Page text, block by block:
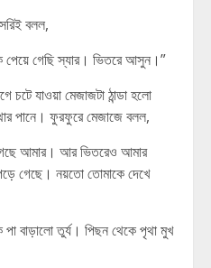
বলল,
পেয়ে গেছি স্যার। ভিতরে আসুন।”
যাওয়া মেজাজটা ঠান্ডা হলো
পানে। ফুরফুরে মেজাজে বলল,
আমার। আর ভিতরেও আমার
গেছে। নয়তো তোমাকে দেখে
বাড়ালো তুর্য। পিছন থেকে পৃথা মুখ